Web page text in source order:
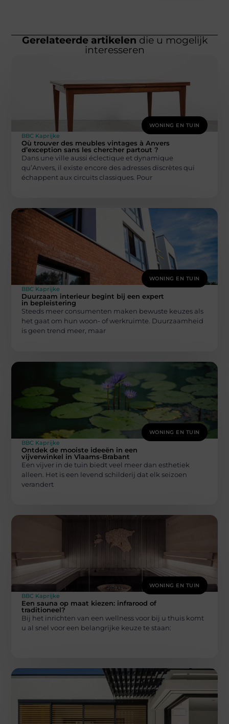
Gerelateerde artikelen die u mogelijk
interesseren
WONING EN TUIN
BBC Kaprijke
Où trouver des meubles vintages à Anvers
d’exception sans les chercher partout ?
Dans une ville aussi éclectique et dynamique
qu’Anvers, il existe encore des adresses discrètes qui
échappent aux circuits classiques. Pour
WONING EN TUIN
BBC Kaprijke
Duurzaam interieur begint bij een expert
in bepleistering
Steeds meer consumenten maken bewuste keuzes als
het gaat om hun woon- of werkruimte. Duurzaamheid
is geen trend meer, maar
WONING EN TUIN
BBC Kaprijke
Ontdek de mooiste ideeën in een
vijverwinkel in Vlaams-Brabant
Een vijver in de tuin biedt veel meer dan esthetiek
alleen. Het is een levend schilderij dat elk seizoen
verandert
WONING EN TUIN
BBC Kaprijke
Een sauna op maat kiezen: infrarood of
traditioneel?
Bij het inrichten van een wellness voor bij u thuis komt
u al snel voor een belangrijke keuze te staan: